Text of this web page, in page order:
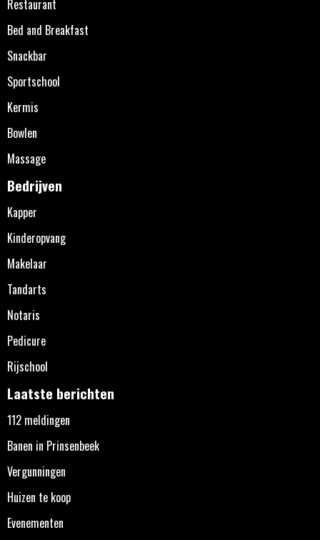
Restaurant
Bed and Breakfast
Snackbar
Sportschool
Kermis
Bowlen
Massage
Bedrijven
Kapper
Kinderopvang
Makelaar
Tandarts
Notaris
Pedicure
Rijschool
Laatste berichten
112 meldingen
Banen in Prinsenbeek
Vergunningen
Huizen te koop
Evenementen